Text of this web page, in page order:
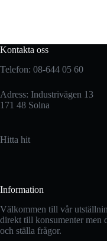
Kontakta oss
Telefon: 08-644 05 60
Adress: Industrivägen 13
171 48 Solna
Hitta hit
Information
Välkommen till vår
direkt till konsumenter men
och ställa frågor.